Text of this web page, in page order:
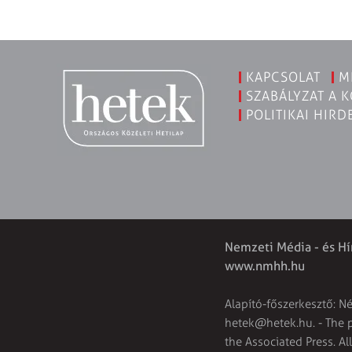
KAPCSOLAT
SZABÁLYZAT A
POLITIKAI
Nemzeti Média - és
www.nmhh.hu
Alapító-főszerkesztő:
hetek@hetek.hu. - The
the Associated Press.